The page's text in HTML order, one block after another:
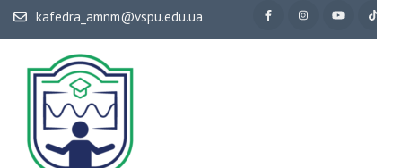
Перейти
до
(натисніть
kafedra_amnm@vspu.edu.ua